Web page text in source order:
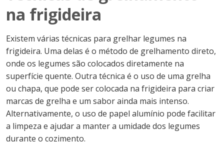
na frigideira
Existem várias técnicas para grelhar legumes na
frigideira. Uma delas é o método de grelhamento direto,
onde os legumes são colocados diretamente na
superfície quente. Outra técnica é o uso de uma grelha
ou chapa, que pode ser colocada na frigideira para criar
marcas de grelha e um sabor ainda mais intenso.
Alternativamente, o uso de papel alumínio pode facilitar
a limpeza e ajudar a manter a umidade dos legumes
durante o cozimento.